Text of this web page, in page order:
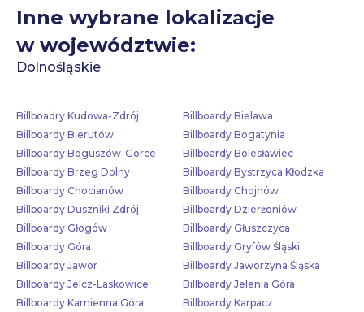
Inne wybrane lokalizacje
w województwie:
Dolnośląskie
Billboadry Kudowa-Zdrój
Billboardy Bielawa
Billboardy Bierutów
Billboardy Bogatynia
Billboardy Boguszów-Gorce
Billboardy Bolesławiec
Billboardy Brzeg Dolny
Billboardy Bystrzyca Kłodzka
Billboardy Chocianów
Billboardy Chojnów
Billboardy Duszniki Zdrój
Billboardy Dzierżoniów
Billboardy Głogów
Billboardy Głuszczyca
Billboardy Góra
Billboardy Gryfów Śląski
Billboardy Jawor
Billboardy Jaworzyna Śląska
Billboardy Jelcz-Laskowice
Billboardy Jelenia Góra
Billboardy Kamienna Góra
Billboardy Karpacz